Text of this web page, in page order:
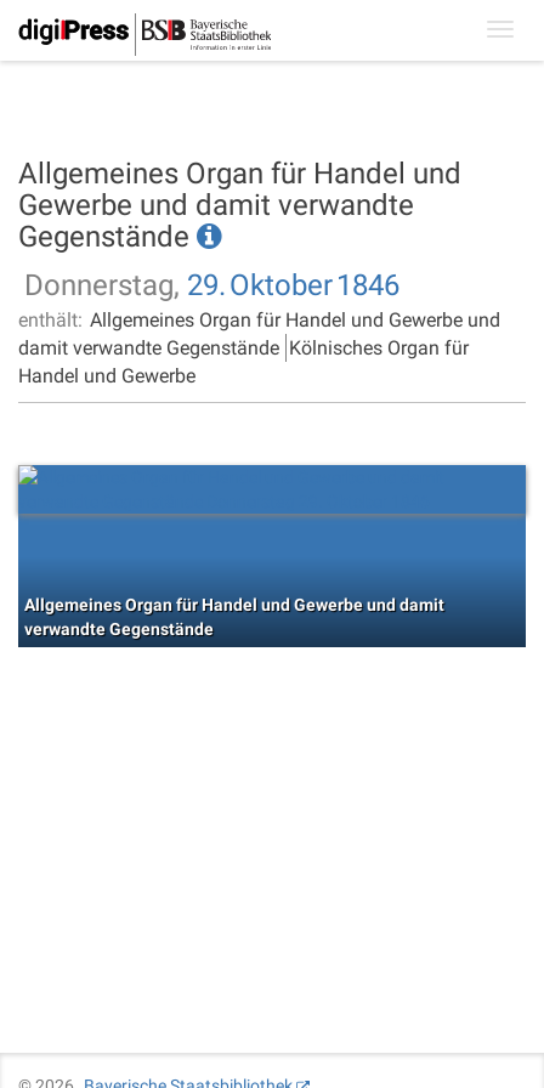
Allgemeines Organ für Handel und
Gewerbe und damit verwandte
Gegenstände
Donnerstag, 29.Oktober1846
enthält: Allgemeines Organ für Handel und Gewerbe und
damit verwandte Gegenstände Kölnisches Organ für
Handel und Gewerbe
Allgemeines Organ für Handel und Gewerbe und damit
verwandte Gegenstände